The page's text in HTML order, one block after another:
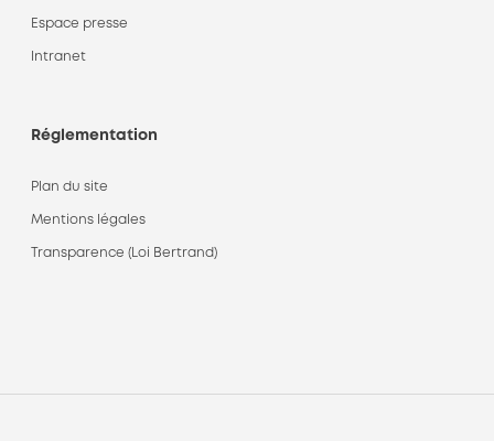
Espace presse
Intranet
Réglementation
Plan du site
Mentions légales
Transparence (Loi Bertrand)